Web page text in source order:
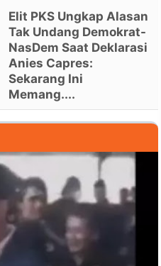
Elit PKS Ungkap Alasan
Tak Undang Demokrat-
NasDem Saat Deklarasi
Anies Capres:
Sekarang Ini
Memang....